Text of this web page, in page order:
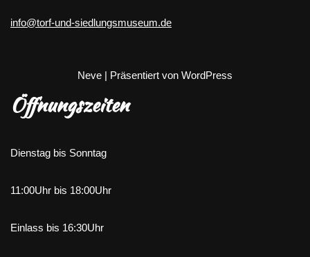
info@torf-und-siedlungsmuseum.de
Neve | Präsentiert von WordPress
Öffnungszeiten
Dienstag bis Sonntag
11:00Uhr bis 18:00Uhr
Einlass bis 16:30Uhr